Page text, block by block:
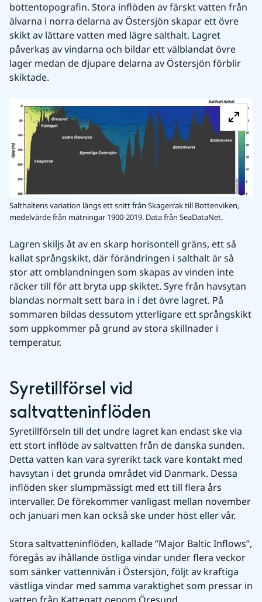
bottentopografin. Stora inflöden av färskt vatten från
älvarna i norra delarna av Östersjön skapar ett övre
skikt av lättare vatten med lägre salthalt. Lagret
påverkas av vindarna och bildar ett välblandat övre
lager medan de djupare delarna av Östersjön förblir
skiktade.
Salthaltens variation längs ett snitt från Skagerrak till Bottenviken,
medelvärde från mätningar 1900-2019. Data från SeaDataNet.
Lagren skiljs åt av en skarp horisontell gräns, ett så
kallat språngskikt, där förändringen i salthalt är så
stor att omblandningen som skapas av vinden inte
räcker till för att bryta upp skiktet. Syre från havsytan
blandas normalt sett bara in i det övre lagret. På
sommaren bildas dessutom ytterligare ett språngskikt
som uppkommer på grund av stora skillnader i
temperatur.
Syretillförsel vid
saltvatteninflöden
Syretillförseln till det undre lagret kan endast ske via
ett stort inflöde av saltvatten från de danska sunden.
Detta vatten kan vara syrerikt tack vare kontakt med
havsytan i det grunda området vid Danmark. Dessa
inflöden sker slumpmässigt med ett till flera års
intervaller. De förekommer vanligast mellan november
och januari men kan också ske under höst eller vår.
Stora saltvatteninflöden, kallade ”Major Baltic Inflows”,
föregås av ihållande östliga vindar under flera veckor
som sänker vattennivån i Östersjön, följt av kraftiga
västliga vindar med samma varaktighet som pressar in
vatten från Kattegatt genom Öresund.